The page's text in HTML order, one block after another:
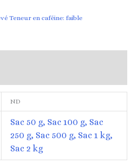
Teneur en caféine: faible
ND
Sac 50 g, Sac 100 g, Sac
250 g, Sac 500 g, Sac 1 kg,
Sac 2 kg